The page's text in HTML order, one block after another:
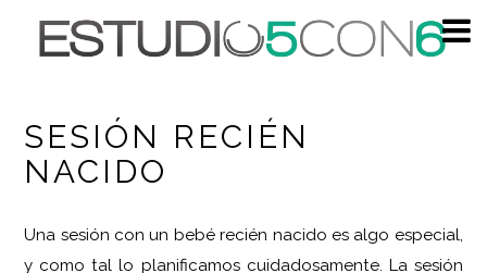
SESIÓN RECIÉN
NACIDO
Una sesión con un bebé recién nacido es algo especial,
y como tal lo planificamos cuidadosamente. La sesión